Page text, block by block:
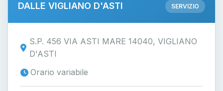
DALLE VIGLIANO D'ASTI SERVIZIO
S.P. 456 VIA ASTI MARE 14040, VIGLIANO
D'ASTI
Orario variabile